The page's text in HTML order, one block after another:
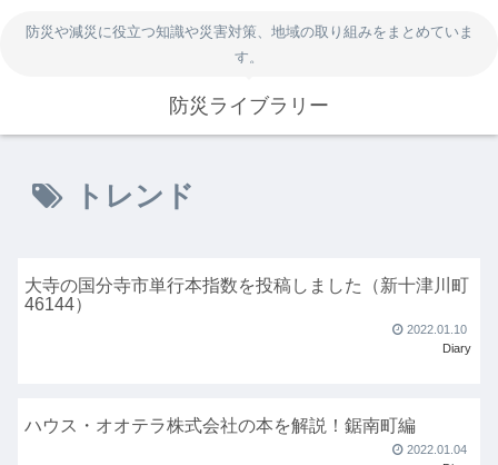
防災や減災に役立つ知識や災害対策、地域の取り組みをまとめていま
す。
防災ライブラリー
トレンド
大寺の国分寺市単行本指数を投稿しました（新十津川町
46144）
2022.01.10
Diary
ハウス・オオテラ株式会社の本を解説！鋸南町編
2022.01.04